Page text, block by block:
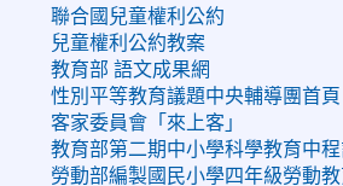
聯合國兒童權利公約
兒童權利公約教案
教育部 語文成果網
性別平等教育議題中央輔導團首頁
客家委員會「來上客」
教育部第二期中小學科學教育中
勞動部編製國民小學四年級勞動